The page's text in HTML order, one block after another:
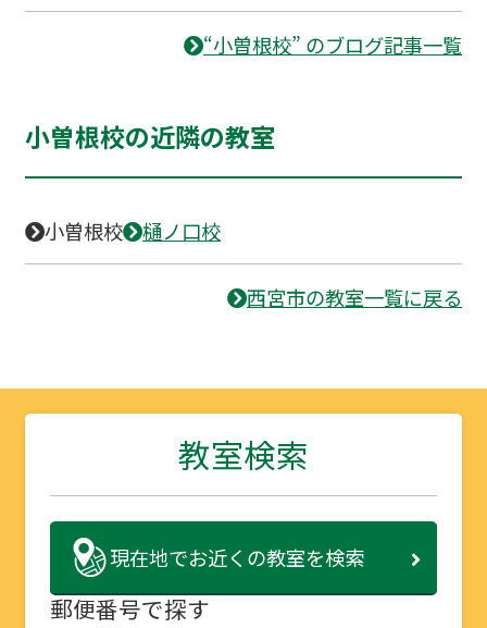
“小曽根校” のブログ記事一覧
小曽根校の近隣の教室
小曽根校 樋ノ口校
西宮市の教室一覧に戻る
教室検索
現在地でお近くの教室を検索
郵便番号で探す